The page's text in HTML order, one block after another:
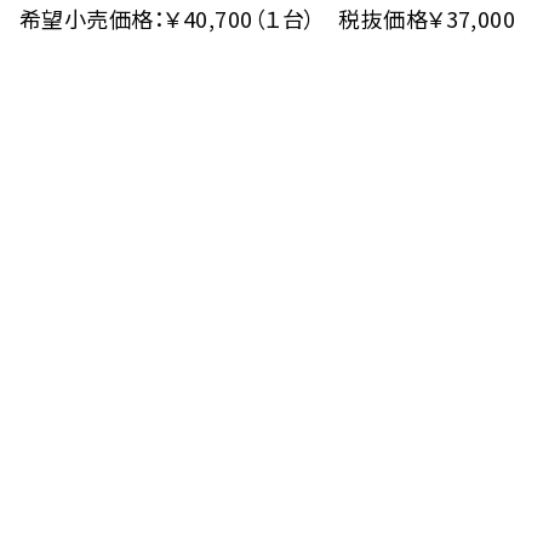
希望小売価格：￥40,700（１台） 税抜価格￥37,000